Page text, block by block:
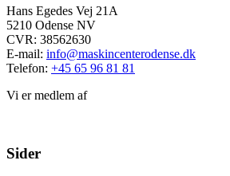
Hans Egedes Vej 21A
5210 Odense NV
CVR: 38562630
E-mail: info@maskincenterodense.dk
Telefon: +45 65 96 81 81
Vi er medlem af
Sider